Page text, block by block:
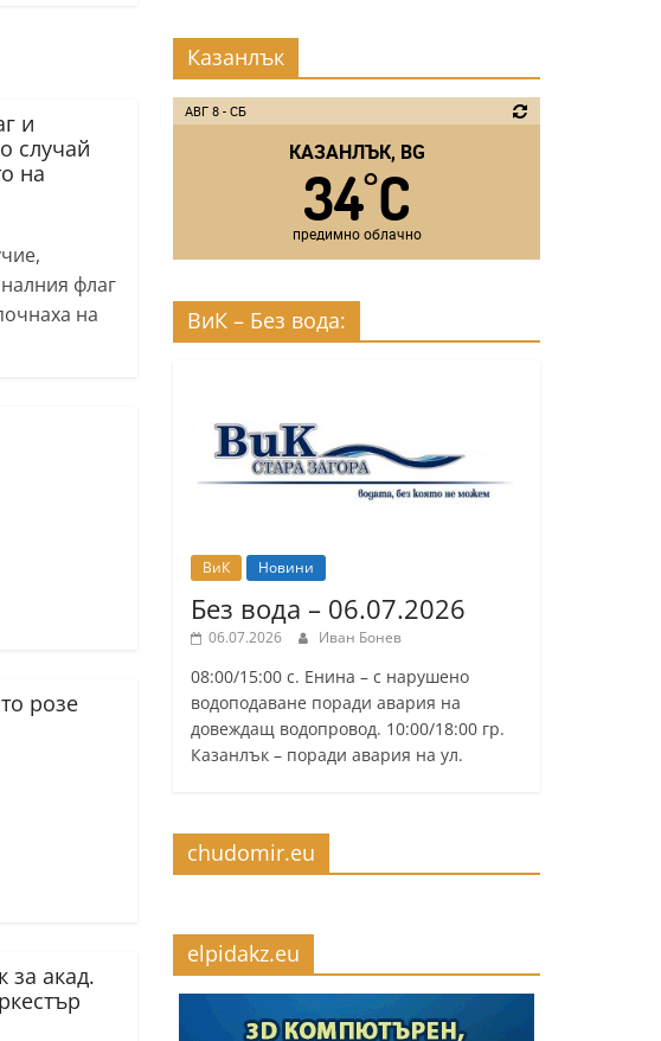
и
случай
на
флаг
на
розе
за акад.
Казанлък
АВГ 8 - СБ
КАЗАНЛЪК, BG
34°C
предимно облачно
ВиК – Без вода:
ВиК Новини
Без вода – 06.07.2026
06.07.2026 Иван Бонев
08:00/15:00 с. Енина – с нарушено
водоподаване поради авария на
довеждащ водопровод. 10:00/18:00 гр.
Казанлък – поради авария на ул.
chudomir.eu
elpidakz.eu